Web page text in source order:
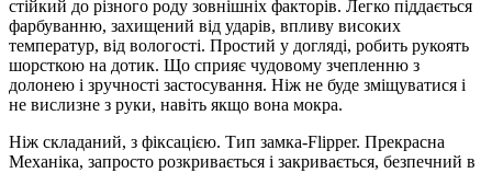
стійкий до різного роду зовнішніх факторів. Легко піддається
фарбуванню, захищений від ударів, впливу високих
температур, від вологості. Простий у догляді, робить рукоять
шорсткою на дотик. Що сприяє чудовому зчепленню з
долонею і зручності застосування. Ніж не буде зміщуватися і
не вислизне з руки, навіть якщо вона мокра.
Ніж складаний, з фіксацією. Тип замка-Flipper. Прекрасна
Механіка, запросто розкривається і закривається, безпечний в